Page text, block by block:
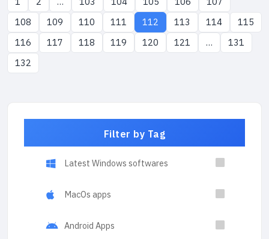
108
109 110 111 112 113 114
115
116
117 118 119 120 121 …
131
132
Filter by Tag
Latest Windows softwares
MacOs apps
Android Apps